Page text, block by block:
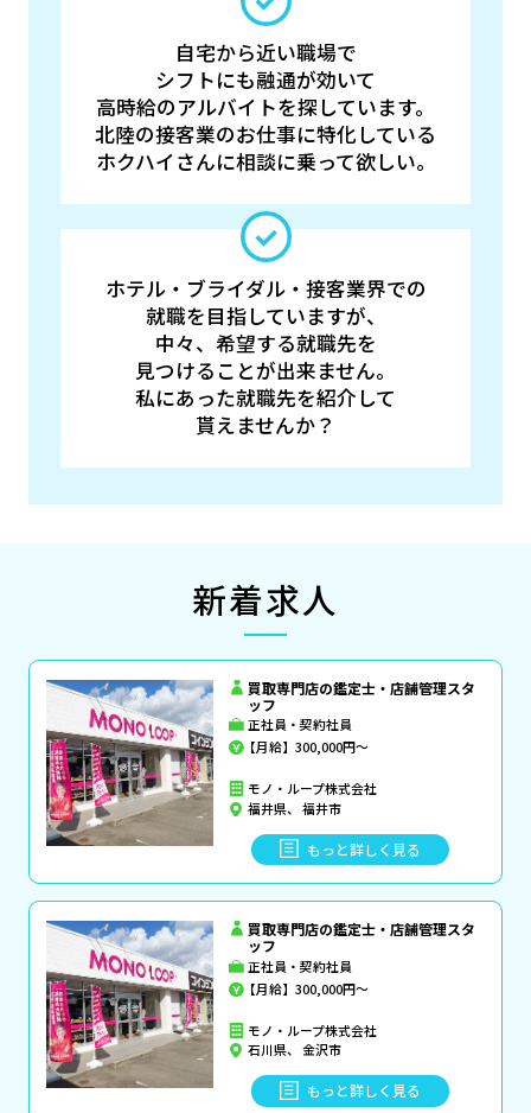
自宅から近い職場で
シフトにも融通が効いて
高時給のアルバイトを探しています。
北陸の接客業のお仕事に特化している
ホクハイさんに相談に乗って欲しい。
ホテル・ブライダル・接客業界での
就職を目指していますが、
中々、希望する就職先を
見つけることが出来ません。
私にあった就職先を紹介して
貰えませんか？
新着求人
買取専門店の鑑定士・店舗管理スタ
ッフ
正社員・契約社員
【月給】300,000円～
モノ・ループ株式会社
福井県、 福井市
もっと詳しく見る
買取専門店の鑑定士・店舗管理スタ
ッフ
正社員・契約社員
【月給】300,000円～
モノ・ループ株式会社
石川県、 金沢市
もっと詳しく見る